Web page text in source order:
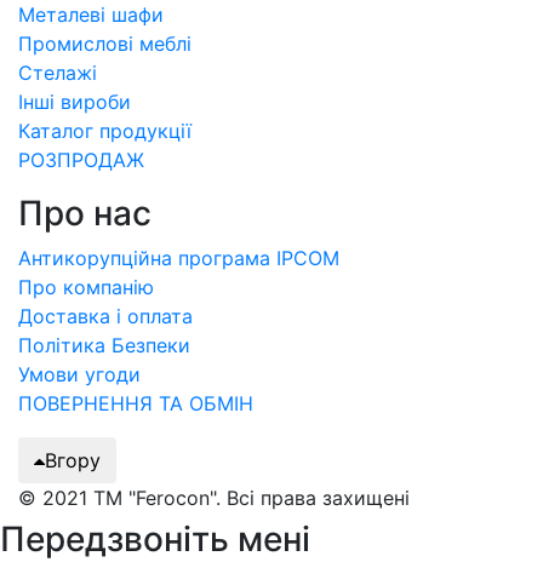
Металеві шафи
Промислові меблі
Стелажі
Інші вироби
Каталог продукції
РОЗПРОДАЖ
Про нас
Антикорупційна програма IPCOM
Про компанію
Доставка і оплата
Політика Безпеки
Умови угоди
ПОВЕРНЕННЯ ТА ОБМІН
Вгору
© 2021 ТМ "Ferocon". Всі права захищені
Передзвоніть мені